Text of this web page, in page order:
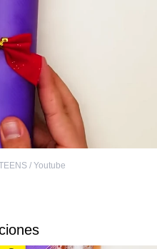
/ Youtube